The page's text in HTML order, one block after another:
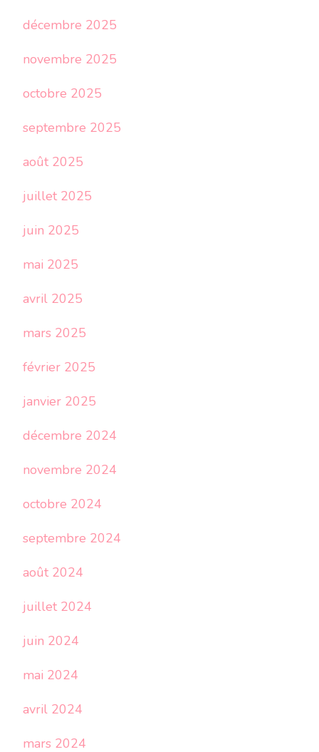
décembre 2025
novembre 2025
octobre 2025
septembre 2025
août 2025
juillet 2025
juin 2025
mai 2025
avril 2025
mars 2025
février 2025
janvier 2025
décembre 2024
novembre 2024
octobre 2024
septembre 2024
août 2024
juillet 2024
juin 2024
mai 2024
avril 2024
mars 2024